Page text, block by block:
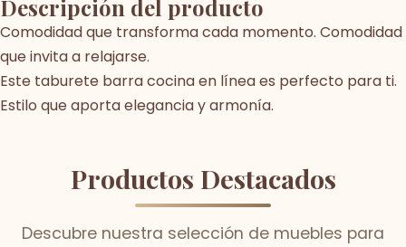
Descripción del producto
Comodidad que transforma cada momento. Comodidad
que invita a relajarse.
Este taburete barra cocina en línea es perfecto para ti.
Estilo que aporta elegancia y armonía.
Productos Destacados
Descubre nuestra selección de muebles para